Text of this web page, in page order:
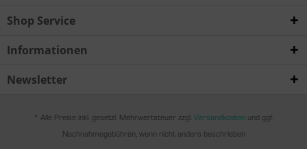
Shop Service
Informationen
Newsletter
* Alle Preise inkl. gesetzl. Mehrwertsteuer zzgl. Versandkosten und ggf.
Nachnahmegebühren, wenn nicht anders beschrieben